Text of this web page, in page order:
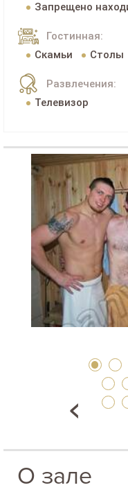
Запрещено
Гостинная:
Скамьи
Столы
Развлечения:
Телевизор
О зале